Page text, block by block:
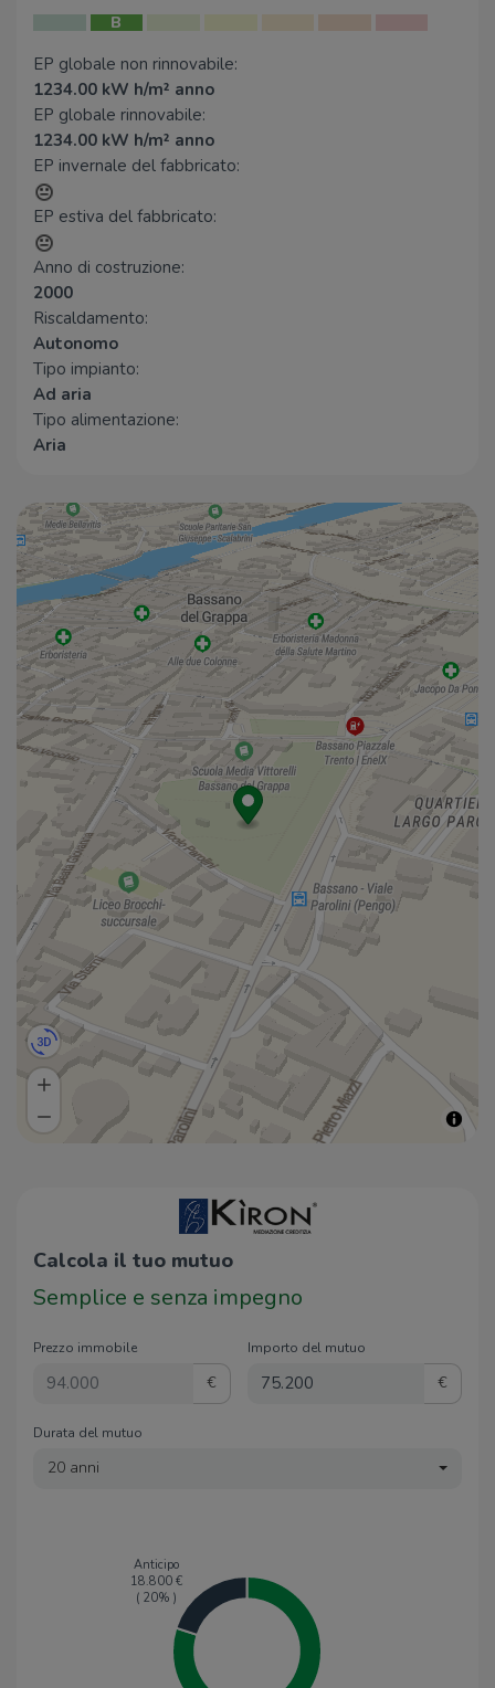
Only One
Busiari
Bar Corona
Centro Commerciale Centro
Bar Sfizio
Ristoranti
Asuka
Pizzeria Saraceno
Ristorante 21Trevisani
Parolini
Pizzeria Marechiaro L'Aquila
B
EP globale non rinnovabile:
1234.00 kW h/m² anno
EP globale rinnovabile:
1234.00 kW h/m² anno
EP invernale del fabbricato:
EP estiva del fabbricato:
Anno di costruzione:
2000
Riscaldamento:
Autonomo
Tipo impianto:
Ad aria
Tipo alimentazione:
Aria
Calcola il tuo mutuo
Semplice e senza impegno
Prezzo immobile
€
Importo del mutuo
€
Durata del mutuo
20 anni
Anticipo
18.800€
( 20% )